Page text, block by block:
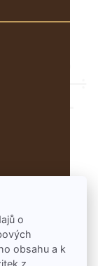
o
obsahu a k